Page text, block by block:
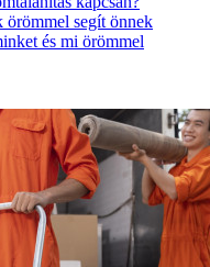
örömmel segít önnek
és mi örömmel